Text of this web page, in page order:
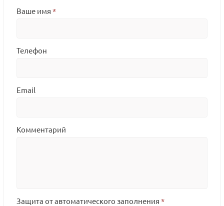
Ваше имя *
Телефон
Email
Комментарий
Защита от автоматического заполнения *